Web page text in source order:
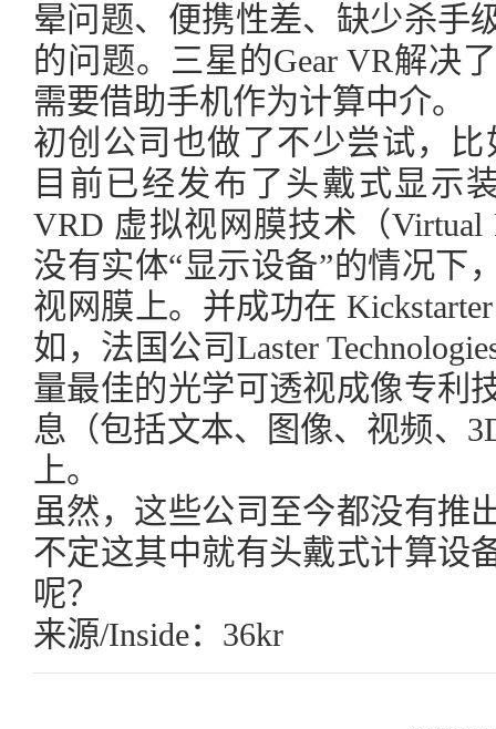
晕问题、便携性差、缺少杀手
的问题。三星的Gear VR解决
需要借助手机作为计算中介。
初创公司也做了不少尝试，比
目前已经发布了头戴式显示
VRD 虚拟视网膜技术（Virtual
没有实体“显示设备”的情况下
视网膜上。并成功在
如，法国公司Laster
量最佳的光学可透视成像专利
息（包括文本、图像、视频、
上。
虽然，这些公司至今都没有推
不定这其中就有头戴式计算设
呢？
来源/Inside：36kr